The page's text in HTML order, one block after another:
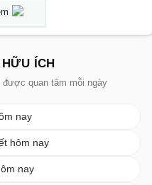
ÍCH
được quan tâm mỗi ngày
nay
hôm nay
nay